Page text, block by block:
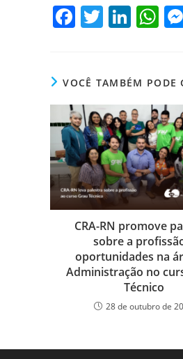
F
a
e
b
o
o
k
T
w
er
Li
n
e
dI
n
W
h
s
A
p
p
VOCÊ TAMBÉM PODE
CRA-RN promove
sobre a
oportunidades na
Administração no
Técnico
28 de outubro de